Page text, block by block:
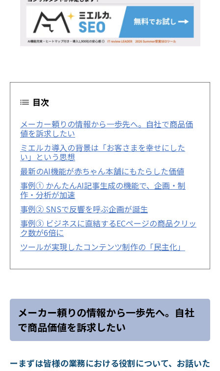
目次
メーカー頼りの情報から一歩先へ。自社で商品価
値を訴求したい
ミエルカ導入の背景は「お客さまを幸せにした
い」という思想
最新のAI機能が赤ちゃん本舗にもたらした価値
事例① かんたんAI記事生成の機能で、企画・制
作・分析が加速
事例② SNSで反響を呼ぶ企画が誕生
事例③ ビジネスに直結するECページの商品クリッ
ク数が6倍に
ツールが実現したコンテンツ制作の「民主化」
メーカー頼りの情報から一歩先へ。自社
で商品価値を訴求したい
ーまずは皆様の業務における役割について、お話いた